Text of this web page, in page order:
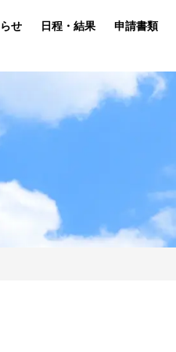
せ 日程・結果 申請書類